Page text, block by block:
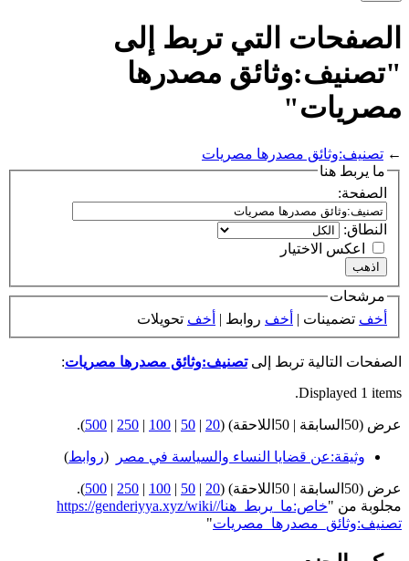
الصفحات التي تربط إلى
"تصنيف:وثائق مصدرها
مصريات"
← تصنيف:وثائق مصدرها مصريات
ما يربط هنا
الصفحة:
النطاق:
اعكس الاختيار
مرشحات
أخف تضمينات | أخف روابط | أخف تحويلات
الصفحات التالية تربط إلىتصنيف:وثائق مصدرها مصريات:
Displayed 1 items.
عرض (50السابقة | 50اللاحقة) ( 20
|
50
|
100
|
250
|
500
).
وثيقة:عن قضايا النساء والسياسة في مصر (روابط)
عرض (50السابقة | 50اللاحقة) ( 20
|
50
|
100
|
250
|
500
).
مجلوبة من "
https://genderiyya.xyz/wiki/خاص:ما_يربط_هنا/
تصنيف:وثائق_مصدرها_مصريات"